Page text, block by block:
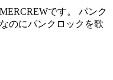
です。 パンク
のにパンクロックを歌